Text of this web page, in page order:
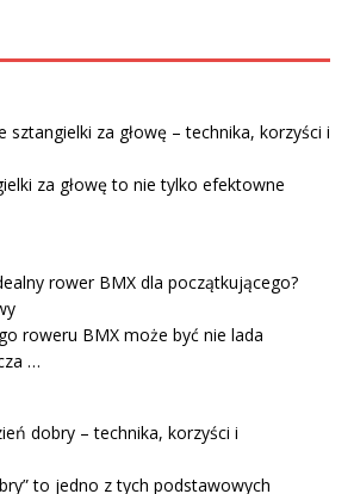
sztangielki za głowę – technika, korzyści i
za głowę to nie tylko efektowne
rower BMX dla początkującego?
roweru BMX może być nie lada
…
dobry – technika, korzyści i
to jedno z tych podstawowych